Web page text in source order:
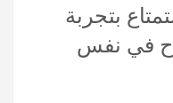
بتجربة
في نفس